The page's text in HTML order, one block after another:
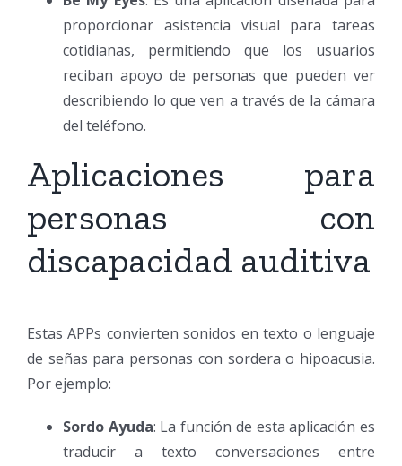
proporcionar asistencia visual para tareas
cotidianas, permitiendo que los usuarios
reciban apoyo de personas que pueden ver
describiendo lo que ven a través de la cámara
del teléfono.
Aplicaciones para
personas con
discapacidad auditiva
Estas APPs convierten sonidos en texto o lenguaje
de señas para personas con sordera o hipoacusia.
Por ejemplo:
Sordo Ayuda: La función de esta aplicación es
traducir a texto conversaciones entre